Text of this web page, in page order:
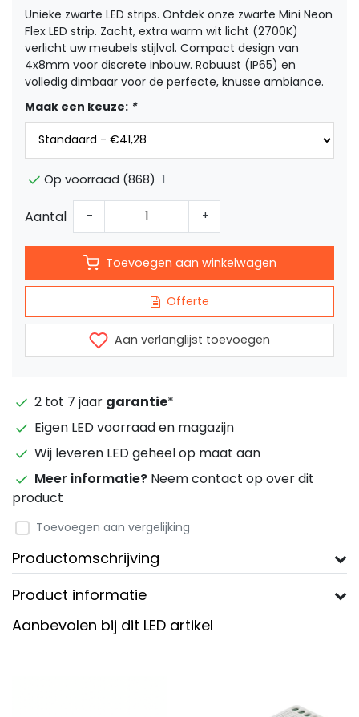
Unieke zwarte LED strips. Ontdek onze zwarte Mini Neon
Flex LED strip. Zacht, extra warm wit licht (2700K)
verlicht uw meubels stijlvol. Compact design van
4x8mm voor discrete inbouw. Robuust (IP65) en
volledig dimbaar voor de perfecte, knusse ambiance.
Maak een keuze: *
Op voorraad (868) 1
Aantal - +
Toevoegen aan winkelwagen
Offerte
Aan verlanglijst toevoegen
2 tot 7 jaar garantie*
Eigen LED voorraad en magazijn
Wij leveren LED geheel op maat aan
Meer informatie? Neem contact op over dit
product
Toevoegen aan vergelijking
Productomschrijving
Product informatie
Aanbevolen bij dit LED artikel